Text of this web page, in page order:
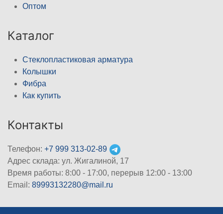
Оптом
Каталог
Стеклопластиковая арматура
Колышки
Фибра
Как купить
Контакты
Телефон: +7 999 313-02-89
Адрес склада: ул. Жигалиной, 17
Время работы: 8:00 - 17:00, перерыв 12:00 - 13:00
Email: 89993132280@mail.ru